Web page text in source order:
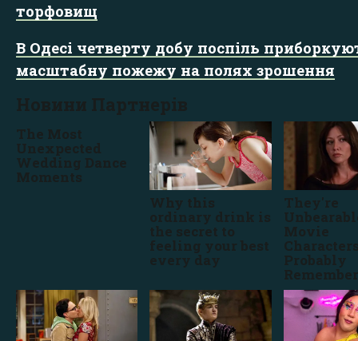
торфовищ
В Одесі четверту добу поспіль
масштабну пожежу на полях зрошення